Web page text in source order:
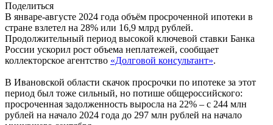
Поделиться
В январе-августе 2024 года объём просроченной ипотеки в
стране взлетел на 28% или 16,9 млрд рублей.
Продолжительный период высокой ключевой ставки Банка
России ускорил рост объема неплатежей, сообщает
коллекторское агентство «Долговой консультант».
В Ивановской области скачок просрочки по ипотеке за этот
период был тоже сильный, но потише общероссийского:
просроченная задолженность выросла на 22% – с 244 млн
рублей на начало 2024 года до 297 млн рублей на начало